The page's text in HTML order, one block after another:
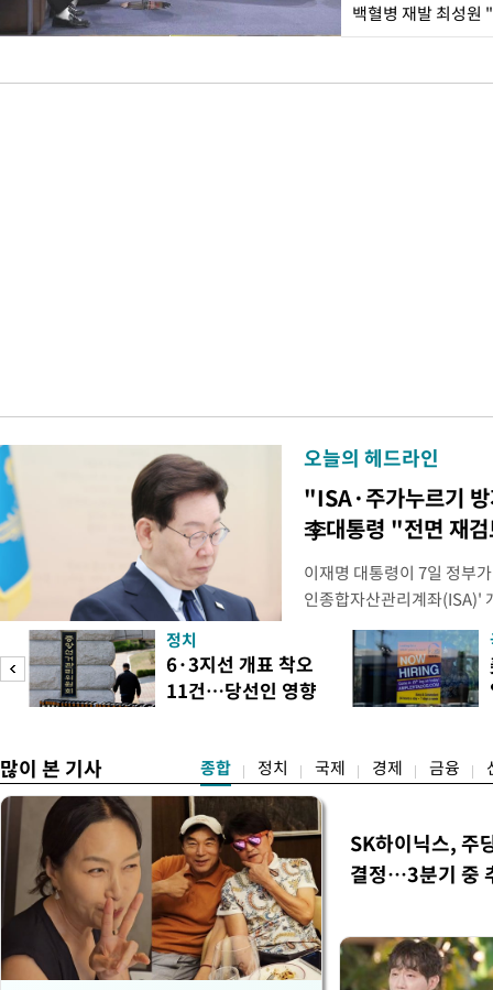
백혈병 재발 최성원
오늘의 헤드라인
"ISA·주가누르기
李대통령 "전면 재
이재명 대통령이 7일 정부
인종합자산관리계좌(ISA)'
안'을 전면 재검토 할 것을
들과의 상황 점검 회의에서
지법안을 둘러싼 투자자들
았다. 이 자리에서 이 대통
정치
6·3지선 개표 착오
11건…당선인 영향
많이 본 기사 종합 정치 국제 경제 금융
SK하이닉스, 주
결정…3분기 중